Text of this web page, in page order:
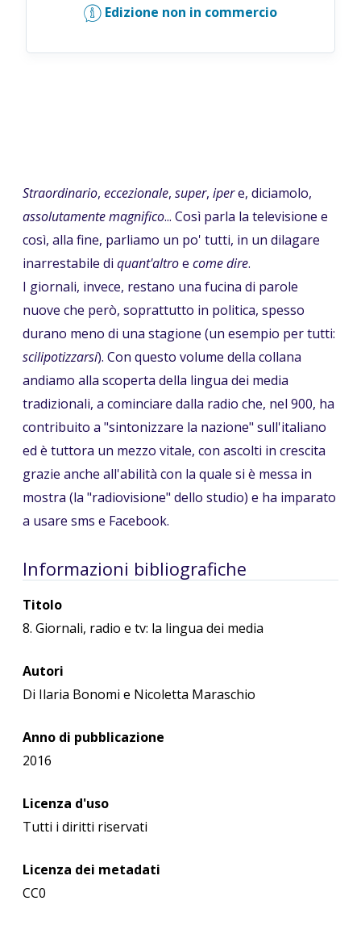
Edizione non in commercio
Straordinario, eccezionale, super, ipere, diciamolo,
assolutamente magnifico... Così parla la televisione e
così, alla fine, parliamo un po' tutti, in un dilagare
inarrestabile di quant'altroe come dire.
I giornali, invece, restano una fucina di parole
nuove che però, soprattutto in politica, spesso
durano meno di una stagione (un esempio per tutti:
scilipotizzarsi). Con questo volume della collana
andiamo alla scoperta della lingua dei media
tradizionali, a cominciare dalla radio che, nel 900, ha
contribuito a "sintonizzare la nazione" sull'italiano
ed è tuttora un mezzo vitale, con ascolti in crescita
grazie anche all'abilità con la quale si è messa in
mostra (la "radiovisione" dello studio) e ha imparato
a usare sms e Facebook.
Informazioni bibliografiche
Titolo
8. Giornali, radio e tv: la lingua dei media
Autori
Di Ilaria Bonomi e Nicoletta Maraschio
Anno di pubblicazione
2016
Licenza d'uso
Tutti i diritti riservati
Licenza dei metadati
CC0